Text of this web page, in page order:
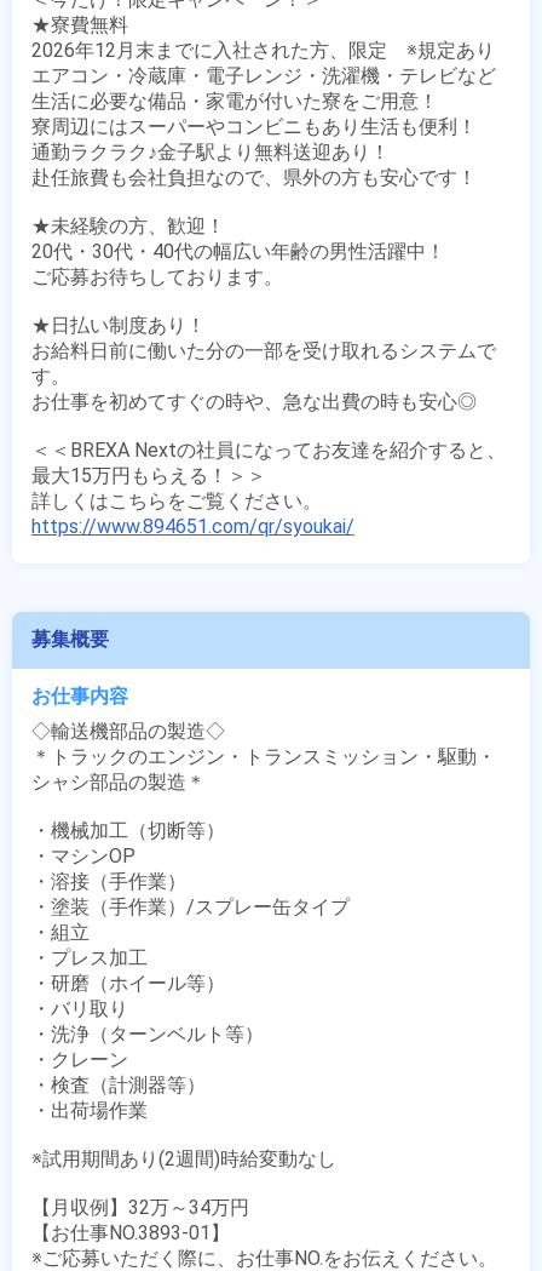
★寮費無料
2026年12月末までに入社された方、限定　※規定あり
エアコン・冷蔵庫・電子レンジ・洗濯機・テレビなど
生活に必要な備品・家電が付いた寮をご用意！
寮周辺にはスーパーやコンビニもあり生活も便利！
通勤ラクラク♪金子駅より無料送迎あり！
赴任旅費も会社負担なので、県外の方も安心です！
★未経験の方、歓迎！
20代・30代・40代の幅広い年齢の男性活躍中！
ご応募お待ちしております。
★日払い制度あり！
お給料日前に働いた分の一部を受け取れるシステムで
す。
お仕事を初めてすぐの時や、急な出費の時も安心◎
＜＜BREXA Nextの社員になってお友達を紹介すると、
最大15万円もらえる！＞＞
https://www.894651.com/qr/syoukai/
募集概要
お仕事内容
◇輸送機部品の製造◇
＊トラックのエンジン・トランスミッション・駆動・
シャシ部品の製造＊
・機械加工（切断等）
・マシンOP
・溶接（手作業）
・塗装（手作業）/スプレー缶タイプ
・組立
・プレス加工
・研磨（ホイール等）
・バリ取り
・洗浄（ターンベルト等）
・クレーン
・検査（計測器等）
・出荷場作業
※試用期間あり(2週間)時給変動なし
【月収例】32万～34万円
【お仕事NO.3893-01】
※ご応募いただく際に、お仕事NO.をお伝えください。